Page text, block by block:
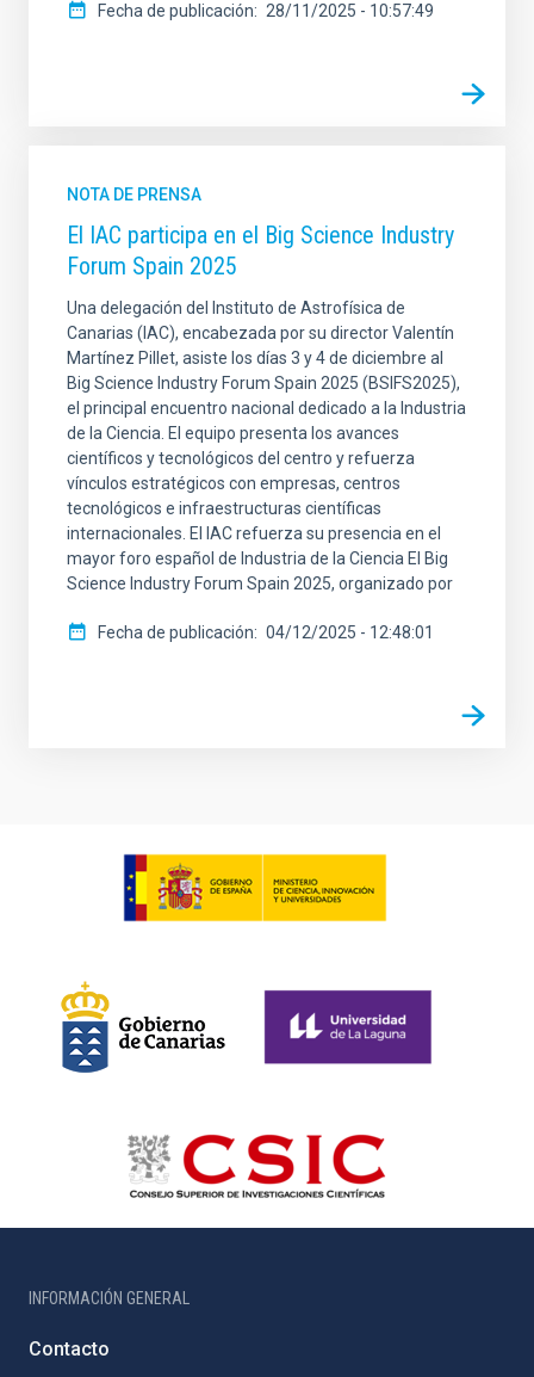
Fecha de publicación 28/11/2025 - 10:57:49
NOTA DE PRENSA
El IAC participa en el Big Science Industry
Forum Spain 2025
Una delegación del Instituto de Astrofísica de
Canarias (IAC), encabezada por su director Valentín
Martínez Pillet, asiste los días 3 y 4 de diciembre al
Big Science Industry Forum Spain 2025 (BSIFS2025),
el principal encuentro nacional dedicado a la Industria
de la Ciencia. El equipo presenta los avances
científicos y tecnológicos del centro y refuerza
vínculos estratégicos con empresas, centros
tecnológicos e infraestructuras científicas
internacionales. El IAC refuerza su presencia en el
mayor foro español de Industria de la Ciencia El Big
Science Industry Forum Spain 2025, organizado por
Fecha de publicación 04/12/2025 - 12:48:01
INFORMACIÓN GENERAL
Contacto